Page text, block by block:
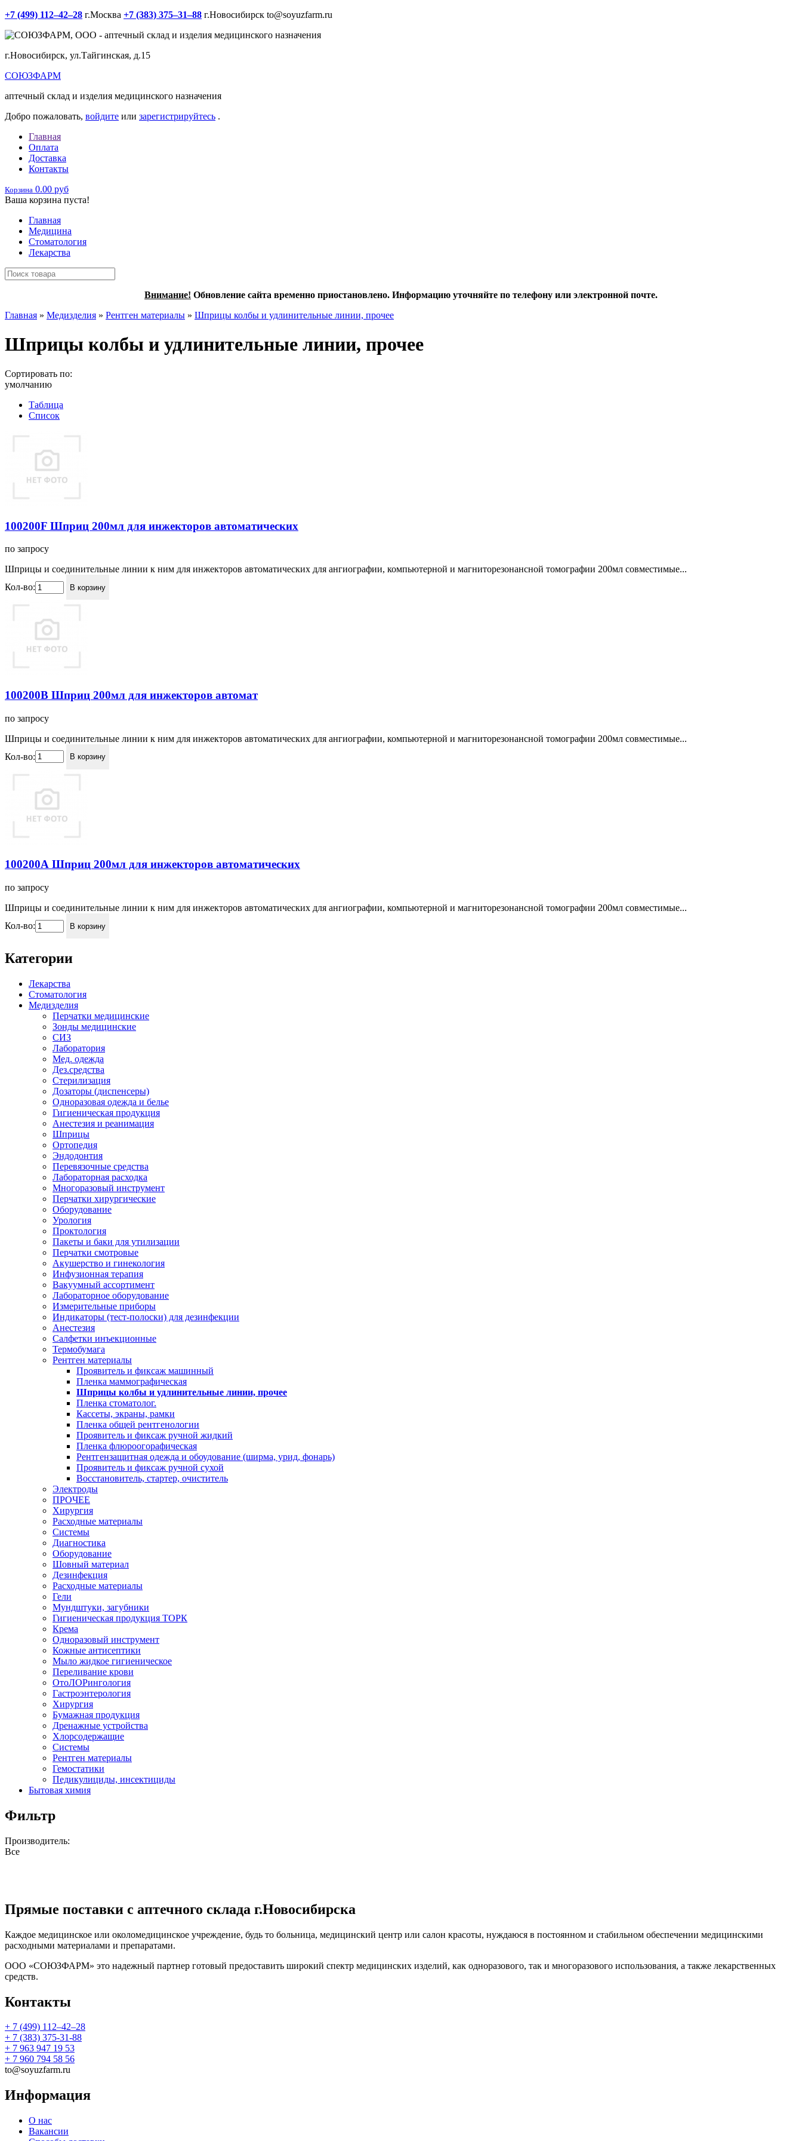
+7 (499) 112‒42‒28 г.Москва +7 (383) 375‒31‒88 г.Новосибирск to@soyuzfarm.ru
г.Новосибирск, ул.Тайгинская, д.15
СОЮЗФАРМ
аптечный склад и изделия медицинского назначения
Добро пожаловать, войдите или зарегистрируйтесь .
Главная
Оплата
Доставка
Контакты
Корзина 0.00 руб
Ваша корзина пуста!
Главная
Медицина
Стоматология
Лекарства
Внимание! Обновление сайта временно приостановлено. Информацию уточняйте по телефону или электронной почте.
Главная » Медизделия » Рентген материалы » Шприцы колбы и удлинительные линии, прочее
Шприцы колбы и удлинительные линии, прочее
Сортировать по:
умолчанию
Таблица
Список
100200F Шприц 200мл для инжекторов автоматических
по запросу
Шприцы и соединительные линии к ним для инжекторов автоматических для ангиографии, компьютерной и магниторезонансной томографии 200мл совместимые...
Кол-во:
В корзину
100200B Шприц 200мл для инжекторов автомат
по запросу
Шприцы и соединительные линии к ним для инжекторов автоматических для ангиографии, компьютерной и магниторезонансной томографии 200мл совместимые...
Кол-во:
В корзину
100200А Шприц 200мл для инжекторов автоматических
по запросу
Шприцы и соединительные линии к ним для инжекторов автоматических для ангиографии, компьютерной и магниторезонансной томографии 200мл совместимые...
Кол-во:
В корзину
Категории
Лекарства
Стоматология
Медизделия
Перчатки медицинские
Зонды медицинские
СИЗ
Лаборатория
Мед. одежда
Дез.средства
Стерилизация
Дозаторы (диспенсеры)
Одноразовая одежда и белье
Гигиеническая продукция
Анестезия и реанимация
Шприцы
Ортопедия
Эндодонтия
Перевязочные средства
Лабораторная расходка
Многоразовый инструмент
Перчатки хирургические
Оборудование
Урология
Проктология
Пакеты и баки для утилизации
Перчатки смотровые
Акушерство и гинекология
Инфузионная терапия
Вакуумный ассортимент
Лабораторное оборудование
Измерительные приборы
Индикаторы (тест-полоски) для дезинфекции
Анестезия
Салфетки инъекционные
Термобумага
Рентген материалы
Проявитель и фиксаж машинный
Пленка маммографическая
Шприцы колбы и удлинительные линии, прочее
Пленка стоматолог.
Кассеты, экраны, рамки
Пленка общей рентгенологии
Проявитель и фиксаж ручной жидкий
Пленка флюроогорафическая
Рентгензащитная одежда и обоудование (ширма, урид, фонарь)
Проявитель и фиксаж ручной сухой
Восстановитель, стартер, очиститель
Электроды
ПРОЧЕЕ
Хирургия
Расходные материалы
Системы
Диагностика
Оборудование
Шовный материал
Дезинфекция
Расходные материалы
Гели
Мундштуки, загубники
Гигиеническая продукция ТОРК
Крема
Одноразовый инструмент
Кожные антисептики
Мыло жидкое гигиеническое
Переливание крови
ОтоЛОРингология
Гастроэнтерология
Хирургия
Бумажная продукция
Дренажные устройства
Хлорсодержащие
Системы
Рентген материалы
Гемостатики
Педикулициды, инсектициды
Бытовая химия
Фильтр
Производитель:
Все
Прямые поставки с аптечного склада г.Новосибирска
Каждое медицинское или околомедицинское учреждение, будь то больница, медицинский центр или салон красоты, нуждаюся в постоянном и стабильном обеспечении медицинскими
расходными материалами и препаратами.
ООО «СОЮЗФАРМ» это надежный партнер готовый предоставить широкий спектр медицинских изделий, как одноразового, так и многоразового использования, а также лекарственных
средств.
Контакты
+ 7 (499) 112‒42‒28
+ 7 (383) 375-31-88
+ 7 963 947 19 53
+ 7 960 794 58 56
to@soyuzfarm.ru
Информация
О нас
Вакансии